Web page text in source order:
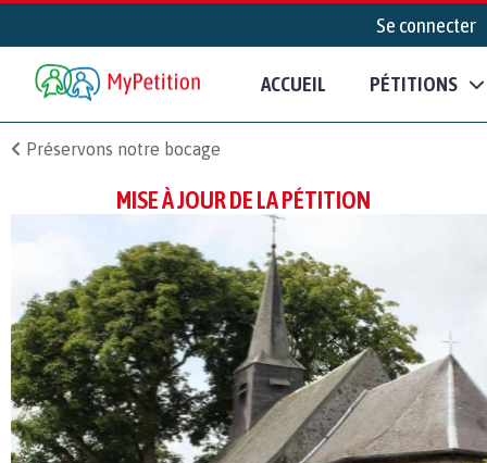
Se connecter
ACCUEIL PÉTITIONS
Préservons notre bocage
MISE À JOUR DE LA PÉTITION